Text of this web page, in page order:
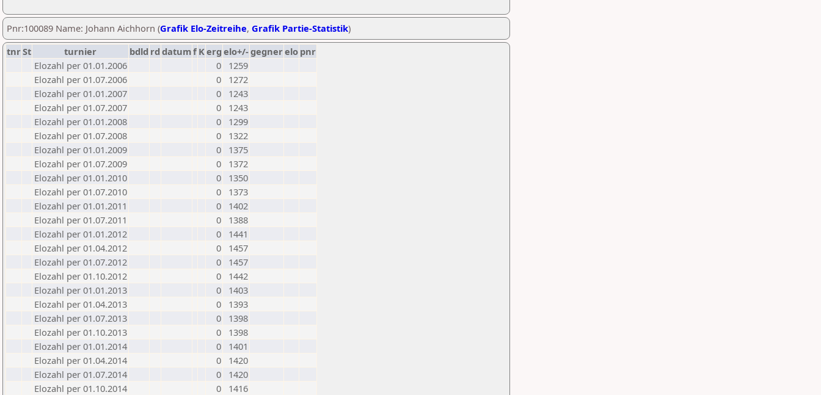
Pnr:100089 Name: Johann Aichhorn (Grafik Elo-Zeitreihe, Grafik Partie-Statistik)
tnrSt turnier bdld rd datumf Kerg elo+/-gegnerelo pnr
Elozahl per 01.01.2006
0
1259
Elozahl per 01.07.2006
0
1272
Elozahl per 01.01.2007
0
1243
Elozahl per 01.07.2007
0
1243
Elozahl per 01.01.2008
0
1299
Elozahl per 01.07.2008
0
1322
Elozahl per 01.01.2009
0
1375
Elozahl per 01.07.2009
0
1372
Elozahl per 01.01.2010
0
1350
Elozahl per 01.07.2010
0
1373
Elozahl per 01.01.2011
0
1402
Elozahl per 01.07.2011
0
1388
Elozahl per 01.01.2012
0
1441
Elozahl per 01.04.2012
0
1457
Elozahl per 01.07.2012
0
1457
Elozahl per 01.10.2012
0
1442
Elozahl per 01.01.2013
0
1403
Elozahl per 01.04.2013
0
1393
Elozahl per 01.07.2013
0
1398
Elozahl per 01.10.2013
0
1398
Elozahl per 01.01.2014
0
1401
Elozahl per 01.04.2014
0
1420
Elozahl per 01.07.2014
0
1420
Elozahl per 01.10.2014
0
1416